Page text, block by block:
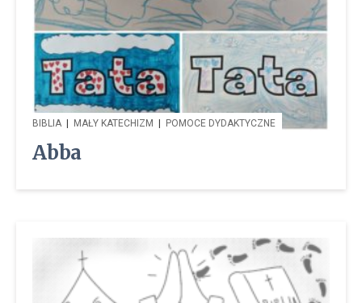
BIBLIA MAŁY KATECHIZM POMOCE DYDAKTYCZNE
Abba